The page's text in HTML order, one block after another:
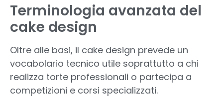
Terminologia avanzata del
cake design
Oltre alle basi, il cake design prevede un
vocabolario tecnico utile soprattutto a chi
realizza torte professionali o partecipa a
competizioni e corsi specializzati.